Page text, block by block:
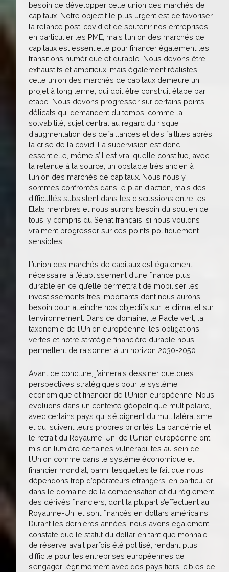
besoin de développer cette union des marchés de
capitaux. Notre objectif le plus urgent est de favoriser
la relance post-covid et de soutenir nos entreprises,
en particulier les PME, mais l’union des marchés de
capitaux est essentielle pour financer également les
transitions numérique et durable. Nous devons être
exhaustifs et ambitieux, mais également réalistes :
cette union des marchés de capitaux demeure un
projet à long terme, qui doit être construit étape par
étape. Nous devons progresser sur certains points
délicats qui demandent du temps, comme la
solvabilité, sujet central au regard du risque
d’augmentation des défaillances et des faillites après
la crise de la covid. La supervision est donc
essentielle, même s’il est vrai qu’elle constitue, avec
la retenue à la source, un obstacle très ancien à
l’union des marchés de capitaux. Nous nous y
sommes confrontés dans le plan d’action, mais des
difficultés subsistent dans les discussions entre les
États membres et nous aurons besoin du soutien de
tous, y compris du Sénat français, si nous voulons
vraiment progresser sur ces points politiquement
sensibles.
L’union des marchés de capitaux est également
nécessaire à l’établissement d’une finance plus
durable en ce qu’elle permettrait de mobiliser les
investissements très importants dont nous aurons
besoin pour atteindre nos objectifs sur le climat et sur
l’environnement. Dans ce domaine, le Pacte vert, la
taxonomie de l’Union européenne, les obligations
vertes et notre stratégie financière durable nous
permettent de raisonner à un horizon 2030-2050.
Avant de conclure, j’aimerais dessiner quelques
perspectives stratégiques pour le système
économique et financier de l’Union européenne. Nous
évoluons dans un contexte géopolitique multipolaire,
avec certains pays qui s’éloignent du multilatéralisme
et qui suivent leurs propres priorités. La pandémie et
le retrait du Royaume-Uni de l’Union européenne ont
mis en lumière certaines vulnérabilités au sein de
l’Union comme dans le système économique et
financier mondial, parmi lesquelles le fait que nous
dépendons trop d’opérateurs étrangers, en particulier
dans le domaine de la compensation et du règlement
des dérivés financiers, dont la plupart s’effectuent au
Royaume-Uni et sont financés en dollars américains.
Durant les dernières années, nous avons également
constaté que le statut du dollar en tant que monnaie
de réserve avait parfois été politisé, rendant plus
difficile pour les entreprises européennes de
s’engager légitimement avec des pays tiers, cibles de